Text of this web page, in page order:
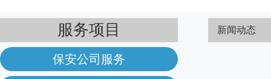
服务项目
保安公司服务
新闻动态